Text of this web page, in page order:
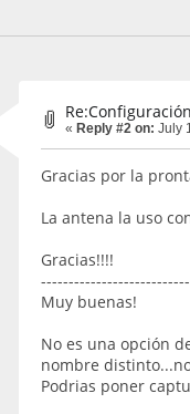
« Reply #2 on: July
Gracias por la
La antena la uso
Gracias!!!!
Muy buenas!
No es una opción
nombre
Podrias poner